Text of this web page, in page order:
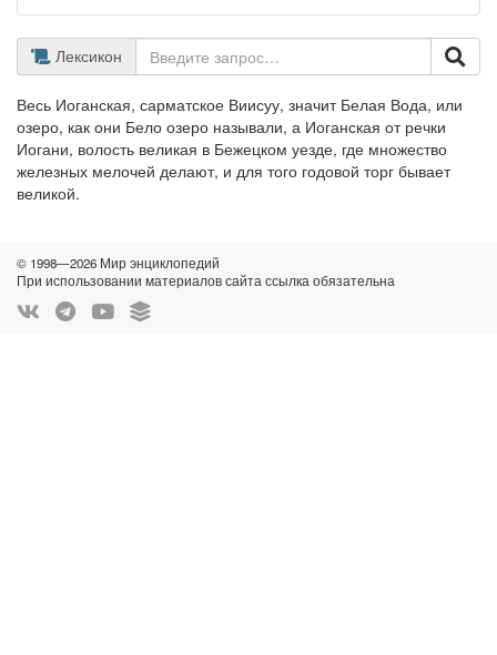
Лексикон
Весь Иоганская, сарматское Виисуу, значит Белая Вода, или
озеро, как они Бело озеро называли, а Иоганская от речки
Иогани, волость великая в Бежецком уезде, где множество
железных мелочей делают, и для того годовой торг бывает
великой.
© 1998—2026 Мир энциклопедий
При использовании материалов сайта ссылка обязательна